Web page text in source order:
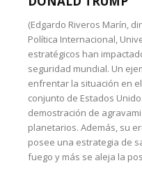
(Edgardo Riveros Marín,
Política Internacional,
estratégicos han
seguridad mundial. Un
enfrentar la situación en
conjunto de Estados
demostración de
planetarios. Además, su
posee una estrategia de
fuego y más se aleja la